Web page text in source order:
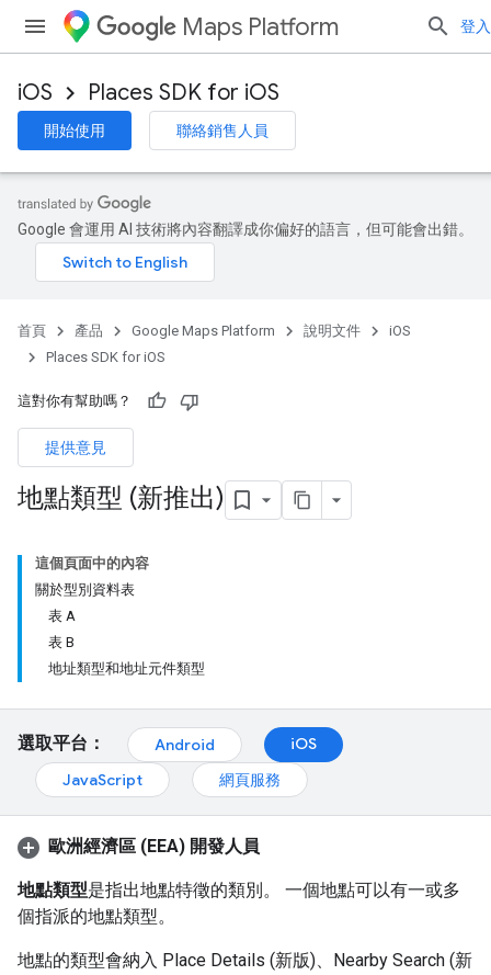
Maps Platform 登入
iOS Places SDK for iOS
開始使用 聯絡銷售人員
Google 會運用 AI 技術將內容翻譯成你偏好的語言，但可能會出錯。
首頁 產品 Google Maps Platform 說明文件
iOS
Places SDK for iOS
這對你有幫助嗎？
提供意見
地點類型 (新推出)
這個頁面中的內容
關於型別資料表
表 A
表 B
地址類型和地址元件類型
選取平台： Android
iOS
JavaScript
網頁服務
歐洲經濟區 (EEA) 開發人員
地點類型是指出地點特徵的類別。 一個地點可以有一或多
個指派的地點類型。
地點的類型會納入 Place Details (新版)、Nearby Search (新